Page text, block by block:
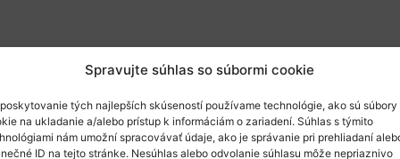
Spravujte súhlas so súbormi cookie
tých najlepších skúseností používame technológie, ako sú súbory
na ukladanie a/alebo prístup k informáciám o zariadení. Súhlas s týmito
nám umožní spracovávať údaje, ako je správanie pri prehliadaní
ID na tejto stránke. Nesúhlas alebo odvolanie súhlasu môže nepriaznivo
o zapojenie sa do programuHorizont
skúsenosti s účasťou v rámcových